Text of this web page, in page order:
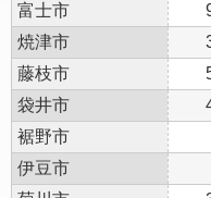
富士市
焼津市
藤枝市
袋井市
裾野市
伊豆市